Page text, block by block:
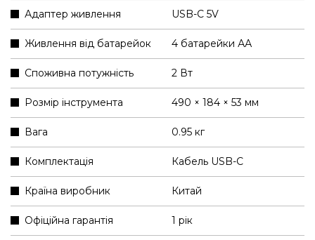
Адаптер живлення USB-C 5V
Живлення від батарейок 4 батарейки АА
Споживна потужність 2 Вт
Розмір інструмента 490 × 184 × 53 мм
Вага 0.95 кг
Комплектація Кабель USB-C
Країна виробник Китай
Офіційна гарантія 1 рік